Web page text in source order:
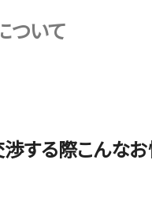
ついて
する際こんな